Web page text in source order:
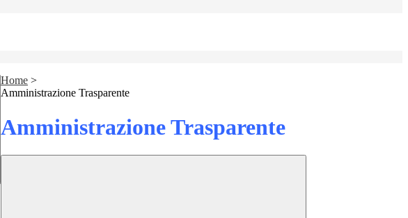
Home >
Amministrazione Trasparente
Amministrazione Trasparente